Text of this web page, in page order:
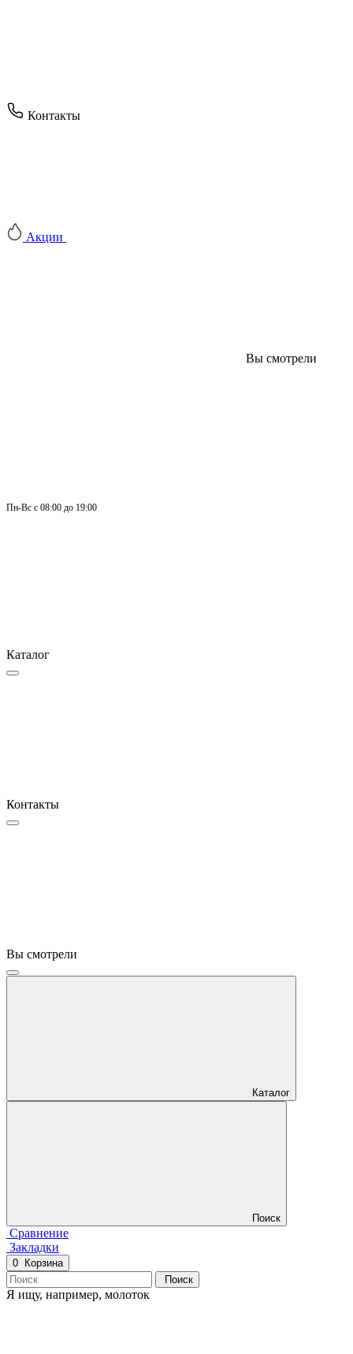
Контакты
Акции
Вы смотрели
Пн-Вс с 08:00 до 19:00
Каталог
Контакты
Вы смотрели
Каталог
Поиск
Сравнение
Закладки
0
Корзина
Поиск
Я ищу, например, молоток